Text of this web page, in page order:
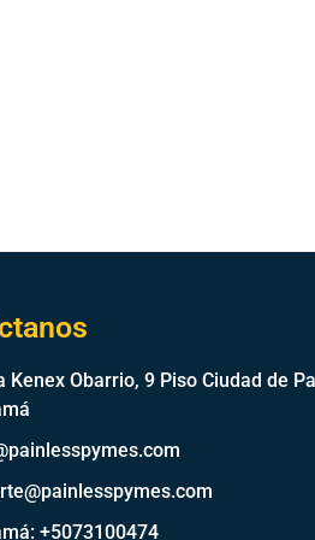
Kenex Obarrio, 9 Piso Ciudad de
+5073100474